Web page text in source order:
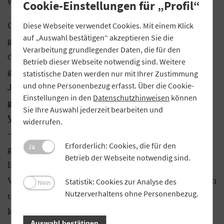
Genossenschaften mit sozialem, kulturellem oder
gemeinwohlorientiertem Schwerpunkt leisten
darüber hinaus einen wichtigen Beitrag zur
gesellschaftlichen Infrastruktur. Im vergangenen
Jahr ist dieGründung des ersten
genossenschaftlich organisierten medizinischen
Versorgungszentrums (MVZ) in Bayern angelaufen
– in diesem Jahr geht es in Betrieb. Der Vorteil der
genossenschaftlichen Struktur in diesem Bereich
liegt in der Bündelung zentraler
Verwaltungsaufgaben. So können sich die Ärztinnen
und Ärzte vollkommen auf ihre Kernaufgaben
konzentrieren. Sie gewährleisten als Angestellte
Cookie-Einstellungen für „Profil“
Diese Webseite verwendet Cookies. Mit einem Klick
auf „Auswahl bestätigen“ akzeptieren Sie die
Verarbeitung grundlegender Daten, die für den
Betrieb dieser Webseite notwendig sind. Weitere
statistische Daten werden nur mit Ihrer Zustimmung
und ohne Personenbezug erfasst. Über die Cookie-
Einstellungen in den Datenschutzhinweisen können
Sie Ihre Auswahl jederzeit bearbeiten und
widerrufen.
Ja
Erforderlich: Cookies, die für den
Betrieb der Webseite notwendig sind.
Nein
Statistik: Cookies zur Analyse des
Nutzerverhaltens ohne Personenbezug.